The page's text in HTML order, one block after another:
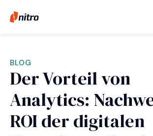
BLOG
Der Vorteil von
Analytics:
ROI der digitalen